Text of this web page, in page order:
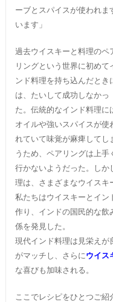
ーブとスパイスが使われ
います」
過去ウイスキーと料理のペ
リングという世界に初めて
ンド料理を持ち込んだとき
は、たいして成功しなかっ
た。伝統的なインド料理に
オイルや強いスパイスが使
れていて味覚が麻痺してし
うため、ペアリングは上手
行かないようだった。しか
理は、さまざまなウイスキ
私たちはウイスキーとイン
作り、インドの国民的な飲
係を発見した。
現代インド料理は見栄えが
がマッチし、さらに ウイス
な喜びも加味される。
ここでレシピをひとつご紹